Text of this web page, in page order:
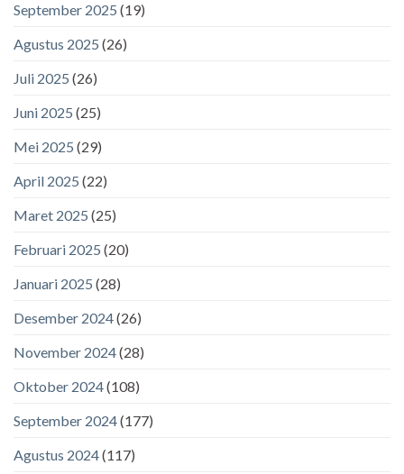
September 2025 (19)
Agustus 2025 (26)
Juli 2025 (26)
Juni 2025 (25)
Mei 2025 (29)
April 2025 (22)
Maret 2025 (25)
Februari 2025 (20)
Januari 2025 (28)
Desember 2024(26)
November 2024(28)
Oktober 2024(108)
September 2024(177)
Agustus 2024(117)